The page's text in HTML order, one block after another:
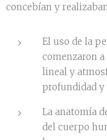
concebían y
El uso de la
comenzaron
lineal y
profundidad y
La anatomía
del cuerpo